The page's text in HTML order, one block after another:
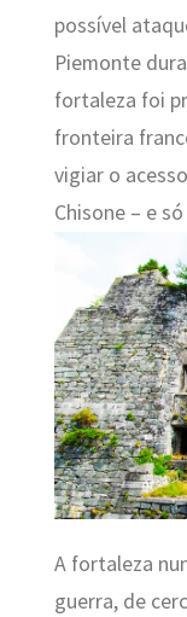
possível
Piemonte
fortaleza foi
fronteira
vigiar o
Chisone – e
A fortaleza
guerra, de